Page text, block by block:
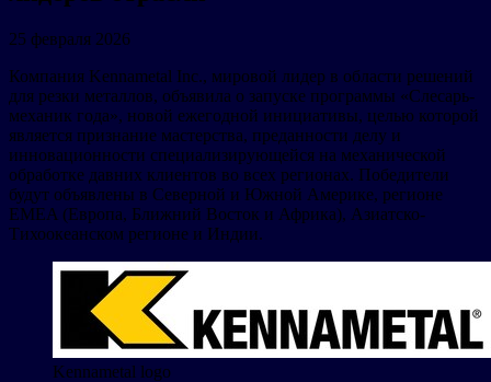
25 февраля 2026
Компания Kennametal Inc., мировой лидер в области решений
для резки металлов, объявила о запуске программы «Слесарь-
механик года», новой ежегодной инициативы, целью которой
является признание мастерства, преданности делу и
инновационности специализирующейся на механической
обработке давних клиентов во всех регионах. Победители
будут объявлены в Северной и Южной Америке, регионе
EMEA (Европа, Ближний Восток и Африка), Азиатско-
Тихоокеанском регионе и Индии.
Kennametal logo